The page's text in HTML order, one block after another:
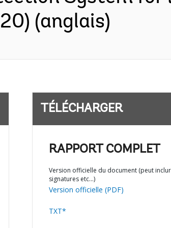
(anglais)
TÉLÉCHARGER
RAPPORT COMPLET
Version officielle du document (peut
signatures etc…)
Version officielle (PDF)
TXT*